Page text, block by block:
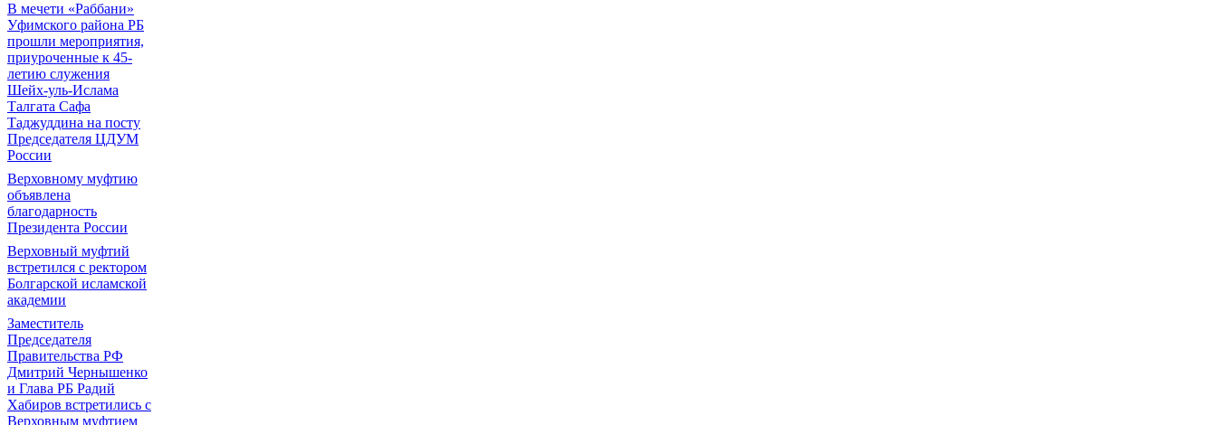
В мечети «Раббани»
Уфимского района РБ
прошли мероприятия,
приуроченные к 45-
летию служения
Шейх-уль-Ислама
Талгата Сафа
Таджуддина на посту
Председателя ЦДУМ
России
Верховному муфтию
объявлена
благодарность
Президента России
Верховный муфтий
встретился с ректором
Болгарской исламской
академии
Заместитель
Председателя
Правительства РФ
Дмитрий Чернышенко
и Глава РБ Радий
Хабиров встретились с
Верховным муфтием